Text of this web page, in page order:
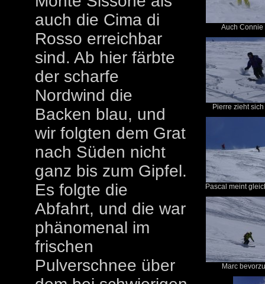
auch die Cima di
Rosso erreichbar
sind. Ab hier färbte
der scharfe
Nordwind die
Backen blau, und
wir folgten dem Grat
nach Süden nicht
ganz bis zum Gipfel.
Es folgte die
Abfahrt, und die war
phänomenal im
frischen
Pulverschnee über
Auch Connie
Pierre zieht
Pascal meint
Marc